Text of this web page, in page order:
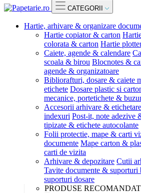
CATEGORII
Hartie, arhivare & organizare
Hartie copiator & carton
colorata & carton Hartie
Caiete, agende & calendare
scoala & birou Blocnotes &
agende & organizatoare
Bibliorafturi, dosare & caiete
etichete Dosare plastic si
mecanice, portetichete &
Accesorii arhivare & etichetare
indexuri Post-it, note adezive
tipizate & etichete autocolante
Folii protectie, mape & carti
documente Mape carton &
carti de vizita
Arhivare & depozitare Cutii
Tavite documente & suporturi
suporturi dosare
PRODUSE